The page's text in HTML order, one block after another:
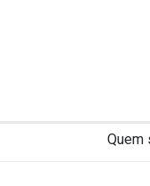
Quem